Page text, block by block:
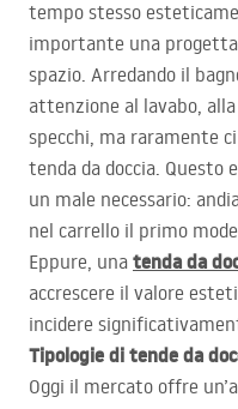
tempo stesso
importante una
spazio. Arredando il
attenzione al lavabo,
specchi, ma raramente
tenda da doccia. Questo
un male necessario:
nel carrello il primo
Eppure, una tenda da
accrescere il valore
incidere
Tipologie di tende da
Oggi il mercato offre